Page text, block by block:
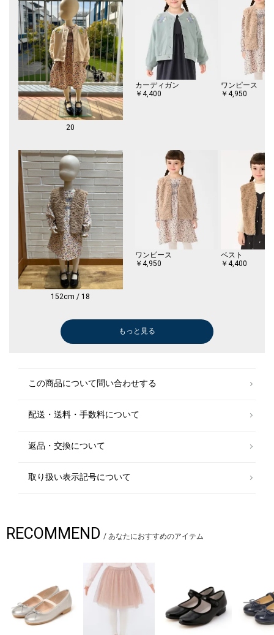
気によって色が移る可能性があります。
※雨や汗など濡れた状態では特に注意が必要です。
湿気を含んだ状態では、色移行が起きやすくなります。雨天時のご使用
長時間の着用はお避け下さい。
※PVCやPU加工素材、ストーンウォッシュ加工品などとは色移行が起き
すいため、接触を避けてご使用・保管下さい。
【シルバー】
※ラメ、グリッターは摩擦や衝撃で徐々に脱落していきます。
※商品の色味は、物撮りの詳細画像をご参照ください。
※画像の商品はサンプルです。
実際の商品と仕様、加工、サイズが若干異なる場合がございます。
※こちらの商品はアウトレットのオリジナルレーベル商品です。
SHIPS OUTLET各店、ECサイトでの取り扱いとなります。
店舗へお問合せの際は、全国のSHIPS OUTLET各店までお願いいたしま
す。
その他のSHIPS各店舗へのお取り寄せ対応は致しかねますので、予めご了
承の程お願いいたします。
□SHIPS Colors
SHIPSのコンセプト「STYLISH STANDARD」のフィルターを通して、カジ
ュアルからビジネスまでのアイテムをリーズナブルなプライスで構成した
オリジナルレーベルです。
様々なライフスタイルに寄り添い、自分らしさを表現できるトータルアイ
テムを提案します。
20
カーディガン
￥4,400
ワンピース
￥4,950
152cm / 18
ワンピース
￥4,950
ベスト
￥4,400
カーディガン
￥4,400
ベスト
ひざ・ミドル丈
Tシャツ/カットソー
Tシャツ/カットソー
もっと見る
この商品について問い合わせする
配送・送料・手数料について
返品・交換について
取り扱い表示記号について
RECOMMEND / あなたにおすすめのアイテム